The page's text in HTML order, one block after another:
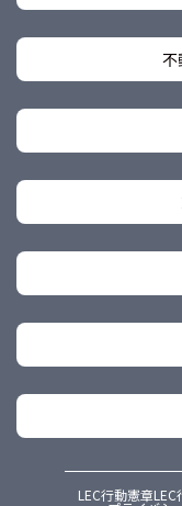
不
LEC行動憲章